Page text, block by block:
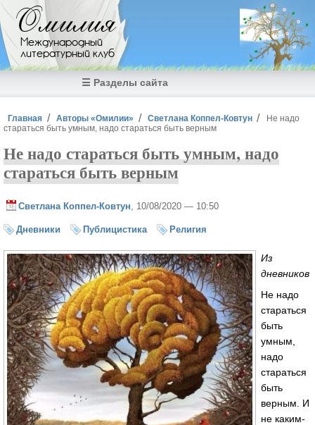
Перейти к основному содержанию
Омилия
Международный
литературный клуб
☰ Разделы сайта
Вы здесь
Главная Авторы «Омилии» Светлана Коппел-Ковтун
Не надо
стараться быть умным, надо стараться быть верным
Не надо стараться быть умным, надо
стараться быть верным
Светлана Коппел-Ковтун , 10/08/2020 — 10:50
Дневники Публицистика Религия
Из
дневников
Не надо
стараться
быть
умным,
надо
стараться
быть
верным. И
не каким-